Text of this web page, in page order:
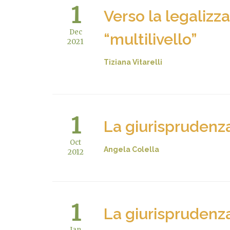
Verso la
“multilivello”
Tiziana Vitarelli
1
Dec
2021
La
Angela Colella
1
Oct
2012
La
1